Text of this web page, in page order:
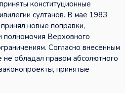
конституционные
султанов. В мае 1983
новые поправки,
полномочия Верховного
Согласно внесённым
обладал правом абсолютного
принятые